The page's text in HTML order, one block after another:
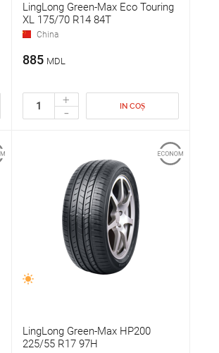
LingLong Green-Max Eco Touring
XL 175/70 R14 84T
China
885 MDL
+
- IN COȘ
LingLong Green-Max HP200
225/55 R17 97H